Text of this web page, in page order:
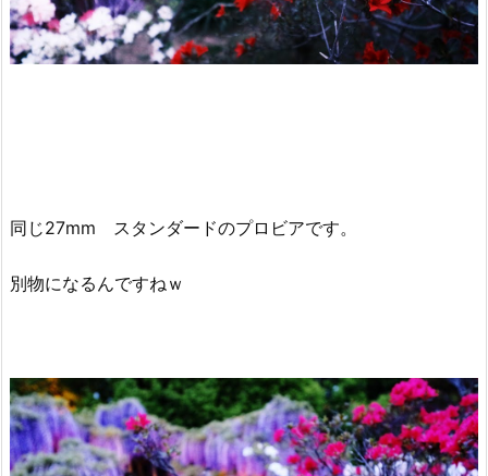
同じ27mm スタンダードのプロビアです。
別物になるんですねｗ